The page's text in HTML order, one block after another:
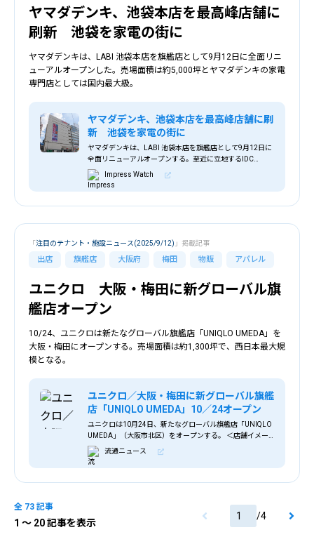
ヤマダデンキ、池袋本店を最高峰店舗に
刷新 池袋を家電の街に
ヤマダデンキは、LABI 池袋本店を旗艦店として9月12日に全面リニ
ューアルオープンした。売場面積は約5,000坪とヤマダデンキの家電
専門店としては国内最大級。
ヤマダデンキ、池袋本店を最高峰店舗に刷
新 池袋を家電の街に
ヤマダデンキは、LABI 池袋本店を旗艦店として9月12日に
全面リニューアルオープンする。至近に立地するIDC
OTSUKA 池袋ショールームと連携し、同社が「くらしまる
ごと」をコンセプトに展開してきたLIFE SELECTの集大成
かつ最高峰の店舗とする。
Impress Watch
出店 旗艦店 大阪府 梅田 物販 アパレル
「注目のテナント・施設ニュース(2025/9/12) 」掲載記事
ユニクロ 大阪・梅田に新グローバル旗
艦店オープン
10/24、ユニクロは新たなグローバル旗艦店「UNIQLO UMEDA」を
大阪・梅田にオープンする。売場面積は約1,300坪で、西日本最大規
模となる。
ユニクロ／大阪・梅田に新グローバル旗艦
店「UNIQLO UMEDA」10／24オープン
ユニクロは10月24日、新たなグローバル旗艦店「UNIQLO
UMEDA」（大阪市北区）をオープンする。 ＜店舗イメー
ジ＞ 「ユニクロ LINKS UMEDA店」を増床し、2フロアに売
場を拡大して、西
流通ニュース
全 73 記事
1 〜 20 記事を表示
/4